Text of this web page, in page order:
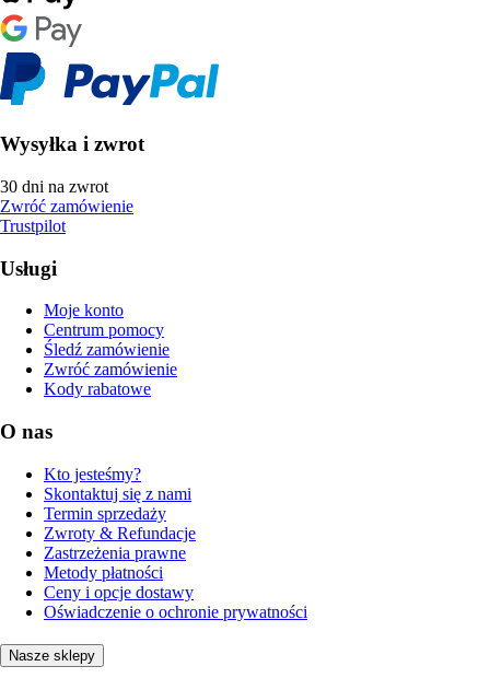
Wysyłka i zwrot
30 dni na zwrot
Zwróć zamówienie
Trustpilot
Usługi
Moje konto
Centrum pomocy
Śledź zamówienie
Zwróć zamówienie
Kody rabatowe
O nas
Kto jesteśmy?
Skontaktuj się z nami
Termin sprzedaży
Zwroty & Refundacje
Zastrzeżenia prawne
Metody płatności
Ceny i opcje dostawy
Oświadczenie o ochronie prywatności
Nasze sklepy